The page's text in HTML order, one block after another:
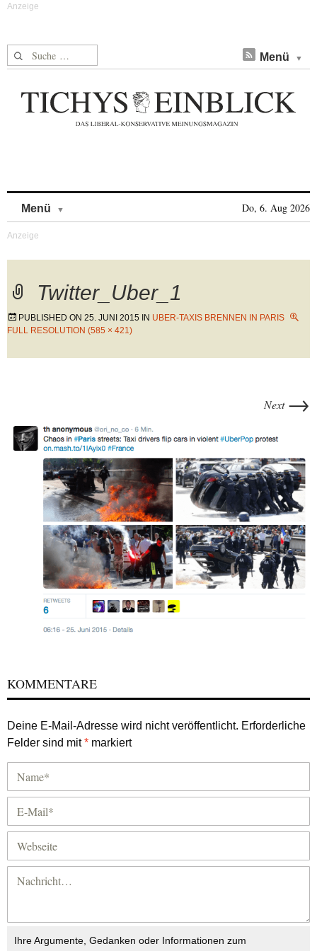
Suche nach: Menü
Menü Do, 6. Aug 2026
Twitter_Uber_1
PUBLISHED ON 25. JUNI 2015 IN UBER-TAXIS BRENNEN IN PARIS
FULL RESOLUTION (585 × 421)
Next →
KOMMENTARE
Deine E-Mail-Adresse wird nicht veröffentlicht. Erforderliche
Felder sind mit* markiert
Ihre Argumente, Gedanken oder Informationen zum